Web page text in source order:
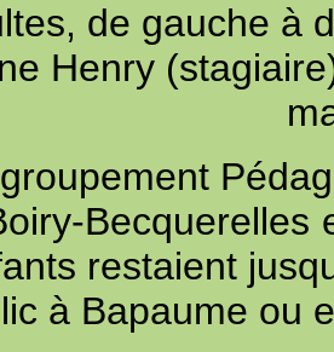
de gauche à
Henry
Becquerelles
restaient
à Bapaume ou